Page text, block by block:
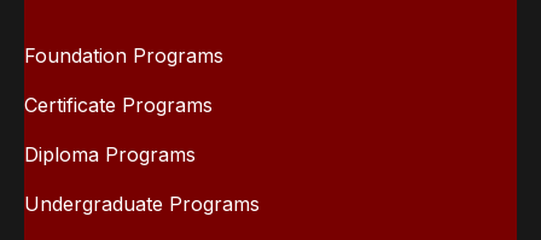
Foundation Programs
Certificate Programs
Diploma Programs
Undergraduate Programs